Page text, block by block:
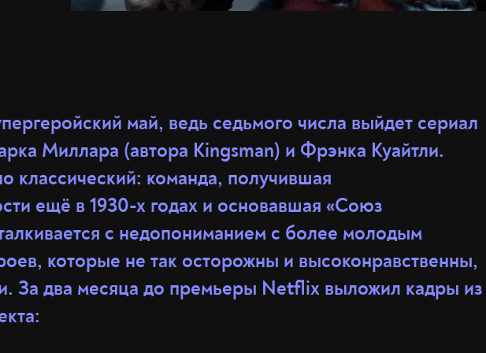
май, ведь седьмого числа выйдет сериал
Миллара (автора Kingsman) и Фрэнка Куайтли.
классический: команда, получившая
ещё в 1930-х годах и основавшая «Союз
с недопониманием с более молодым
которые не так осторожны и высоконравственны,
За два месяца до премьеры Netflix выложил кадры из